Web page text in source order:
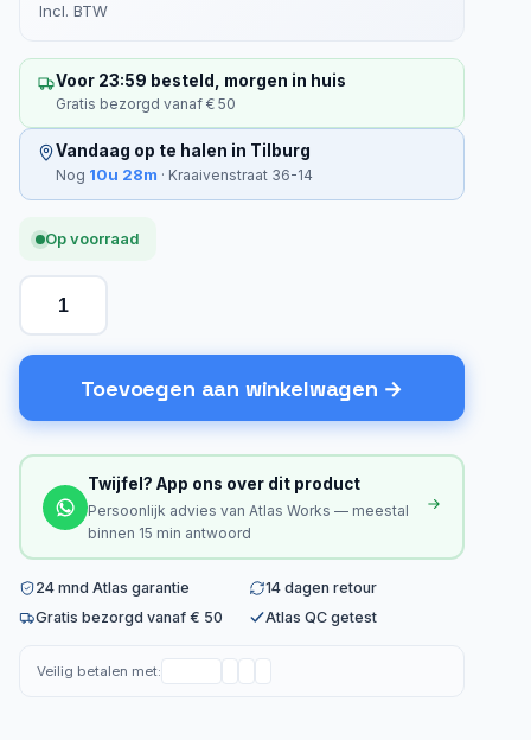
Incl. BTW
Voor 23:59 besteld, morgen in huis
Gratis bezorgd vanaf € 50
Vandaag op te halen in Tilburg
Nog 10u 28m · Kraaivenstraat 36-14
Op voorraad
Toevoegen aan winkelwagen
Twijfel? App ons over dit product
Persoonlijk advies van Atlas Works — meestal
binnen 15 min antwoord
24 mnd Atlas garantie
14 dagen retour
Gratis bezorgd vanaf € 50
Atlas QC getest
Veilig betalen met: